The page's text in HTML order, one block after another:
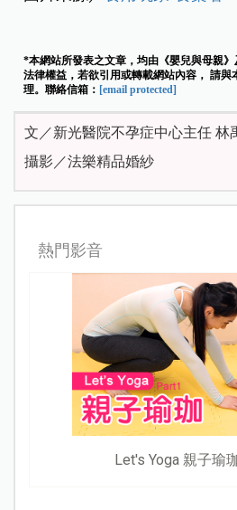
*本網站所發表之文章，均由《嬰兒與母親
法律權益，若欲引用或轉載網站內容， 請
理。聯絡信箱： [email protected]
文／新光醫院不孕症中心主任 林
攝影／法樂精品婚紗
熱門影音
Let's Yoga 親子瑜